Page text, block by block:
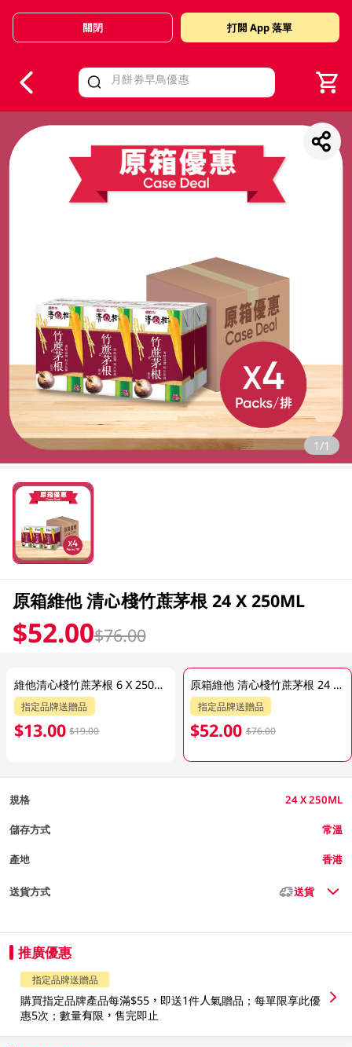
Valid Until 30 June 2026
關閉 打開 App 落單
1/1
原箱維他 清心棧竹蔗茅根 24 X 250ML
$52.00$76.00
維他清心棧竹蔗茅根 6 X 250ML (新舊包裝隨機發貨)
指定品牌送贈品
$13.00 $19.00
原箱維他 清心棧竹蔗茅根 24 X 250ML
指定品牌送贈品
$52.00 $76.00
規格 24 X 250ML
儲存方式 常溫
產地 香港
送貨方式 送貨
推廣優惠
指定品牌送贈品
購買指定品牌產品每滿$55，即送1件人氣贈品；每單限享此優
惠5次；數量有限，售完即止